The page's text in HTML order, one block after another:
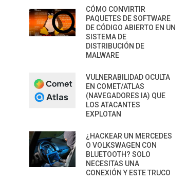
CÓMO CONVIRTIR
PAQUETES DE SOFTWARE
DE CÓDIGO ABIERTO EN UN
SISTEMA DE
DISTRIBUCIÓN DE
MALWARE
VULNERABILIDAD OCULTA
EN COMET/ATLAS
(NAVEGADORES IA) QUE
LOS ATACANTES
EXPLOTAN
¿HACKEAR UN MERCEDES
O VOLKSWAGEN CON
BLUETOOTH? SOLO
NECESITAS UNA
CONEXIÓN Y ESTE TRUCO